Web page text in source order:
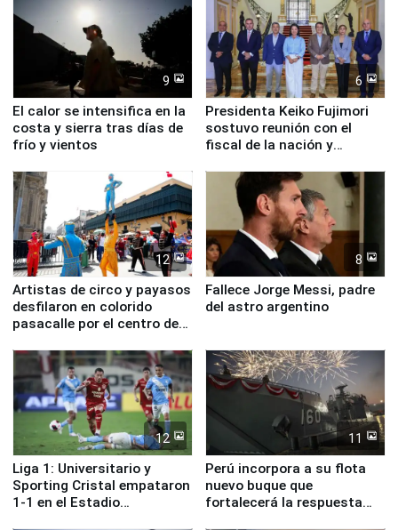
9
El calor se intensifica en la
costa y sierra tras días de
frío y vientos
6
Presidenta Keiko Fujimori
sostuvo reunión con el
fiscal de la nación y
12
Artistas de circo y payasos
desfilaron en colorido
pasacalle por el centro de
8
Fallece Jorge Messi, padre
del astro argentino
12
Liga 1: Universitario y
Sporting Cristal empataron
1-1 en el Estadio
11
Perú incorpora a su flota
nuevo buque que
fortalecerá la respuesta